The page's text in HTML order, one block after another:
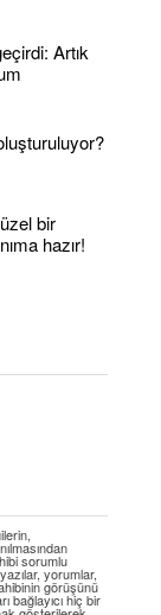
Artık
bir
hazır!
sorumlu
yorumlar,
görüşünü
bağlayıcı hiç bir